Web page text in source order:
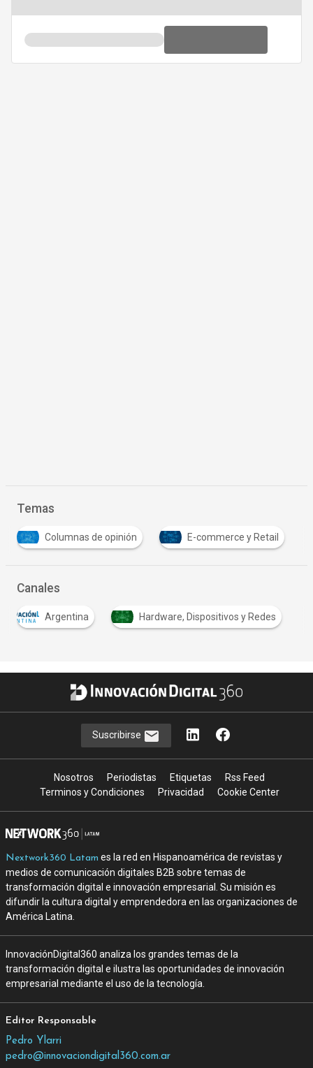
Temas
E-commerce y Retail Logística y Transporte
Canales
Argentina Hardware, Dispositivos y Redes
Suscribirse
Nosotros Periodistas Etiquetas
Rss Feed
Terminos y Condiciones
Privacidad Cookie Center
Nextwork360 Latam es la red en Hispanoamérica de revistas y
medios de comunicación digitales B2B sobre temas de
transformación digital e innovación empresarial. Su misión es
difundir la cultura digital y emprendedora en las organizaciones de
América Latina.
InnovaciónDigital360 analiza los grandes temas de la
transformación digital e ilustra las oportunidades de innovación
empresarial mediante el uso de la tecnología.
Editor Responsable
Pedro Ylarri
pedro@innovaciondigital360.com.ar